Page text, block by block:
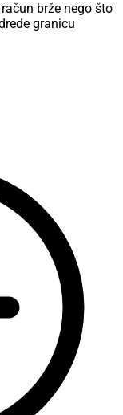
brže nego što
granicu